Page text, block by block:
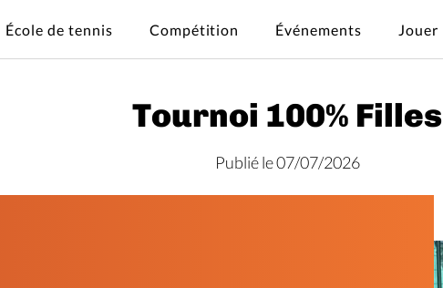
École de tennis Compétition Événements Jouer
Tournoi 100% Filles
Publié le 07/07/2026